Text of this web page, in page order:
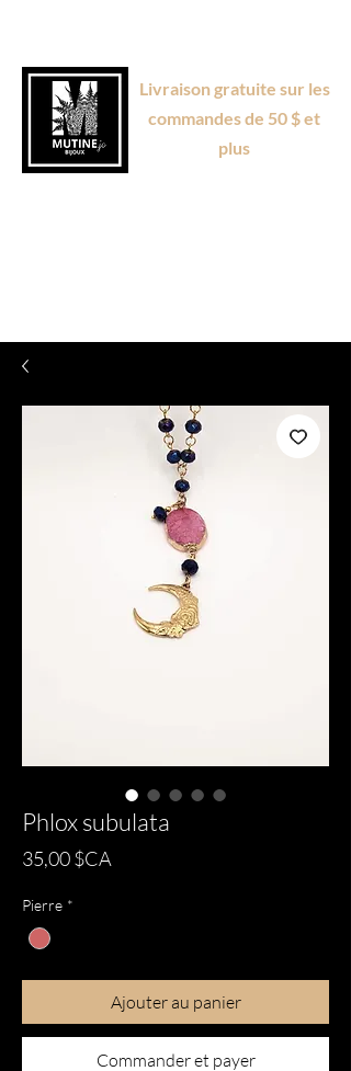
Livraison gratuite sur les
commandes de 50 $ et
plus
Phlox subulata
35,00 $CA
Pierre *
Ajouter au panier
Commander et payer